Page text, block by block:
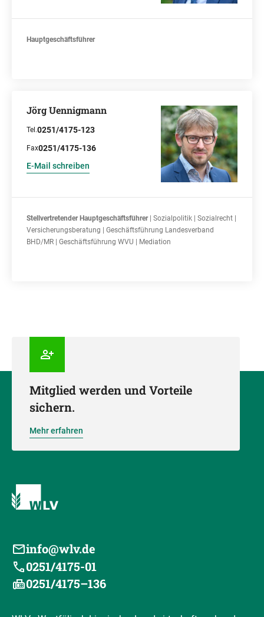
Hauptgeschäftsführer
Jörg Uennigmann
Tel.0251/4175-123
Fax0251/4175-136
E-Mail schreiben
Stellvertretender Hauptgeschäftsführer| Sozialpolitik | Sozialrecht |
Versicherungsberatung | Geschäftsführung Landesverband
BHD/MR | Geschäftsführung WVU | Mediation
Mitglied werden und Vorteile
sichern.
Mehr erfahren
info@wlv.de
0251/4175-01
0251/4175–136